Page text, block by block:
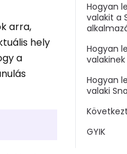
arra,
hely
a
Hogyan
valakit a
Hogyan
Hogyan
valaki
GYIK